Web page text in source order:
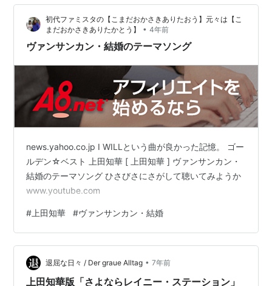
初代ファミスタの【こまだおかさきありたおう】元々は【こ
まだおかさきありたかとう】
• 4年前
ヴァンサンカン・結婚のテーマソング
news.yahoo.co.jp I WILLという曲が良かった記憶。 ゴー
ルデン☆ベスト 上田知華 [ 上田知華 ] ヴァンサンカン・
結婚のテーマソング ひさびさにさがして聴いてみようか
www.youtube.com
# 上田知華 #ヴァンサンカン・結婚
退屈な日々 / Der graue Alltag • 7年前
上田知華版「さよならレイニー・ステーション」